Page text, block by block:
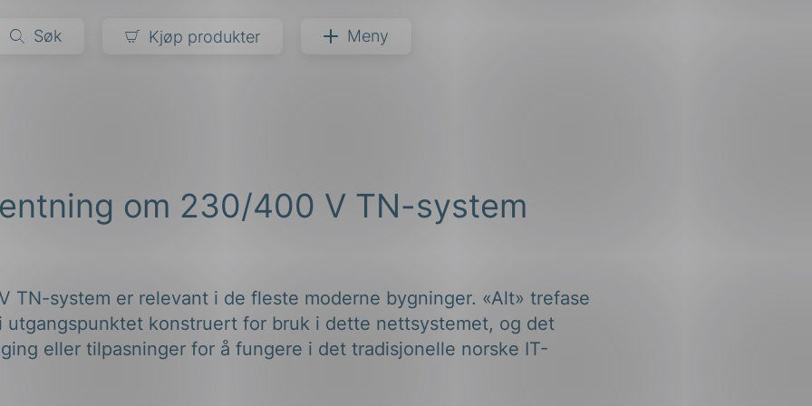
Søk Kjøp produkter Meny
om 230/400 V TN-system
TN-system er relevant i de fleste moderne bygninger. «Alt» trefase
utgangspunktet konstruert for bruk i dette nettsystemet, og det
eller tilpasninger for å fungere i det tradisjonelle norske IT-